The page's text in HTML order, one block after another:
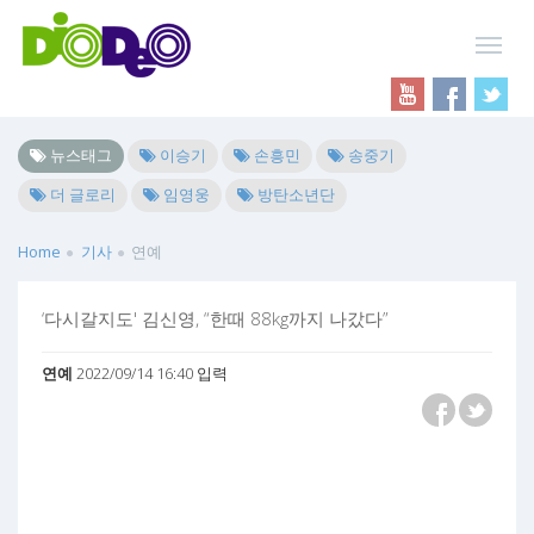
뉴스태그 이승기 손흥민
송중기
더 글로리
임영웅 방탄소년단
Home 기사 연예
‘다시갈지도' 김신영, “한때 88kg까지 나갔다”
연예 2022/09/14 16:40 입력